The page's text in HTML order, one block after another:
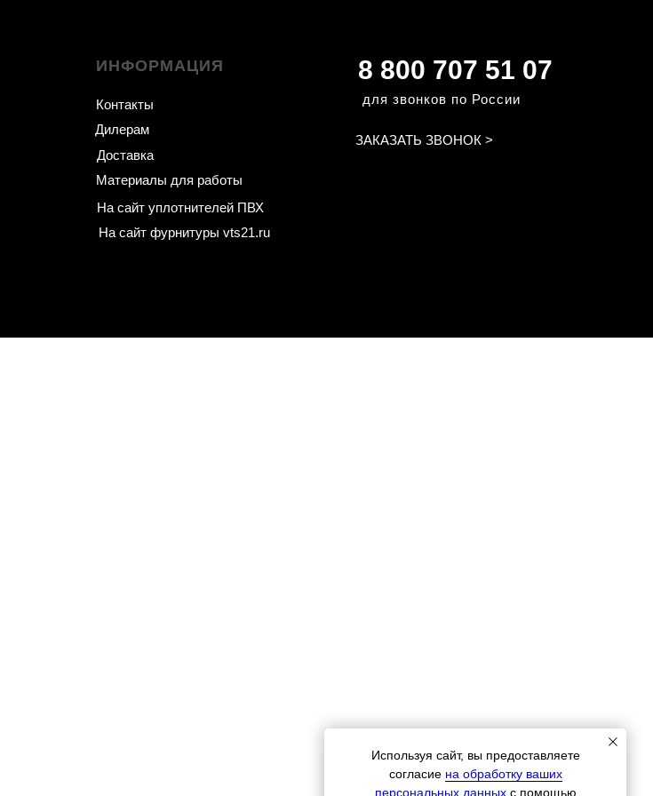
Используя сайт, вы предоставляете
согласие на обработку ваших
персональных данныхс помощью
для звонков по России
ИНФОРМАЦИЯ
Контакты
Дилерам
Доставка
Материалы для работы
8 800 707 51 07
ЗАКАЗАТЬ ЗВОНОК >
На сайт уплотнителей ПВХ
На сайт фурнитуры vts21.ru